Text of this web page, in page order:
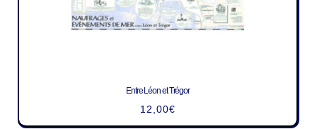
Entre Léon et Trégor
12,00€